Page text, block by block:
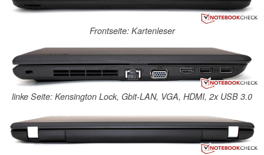
Frontseite: Kartenleser
linke Seite: Kensington Lock, Gbit-LAN, VGA, HDMI, 2x USB 3.0